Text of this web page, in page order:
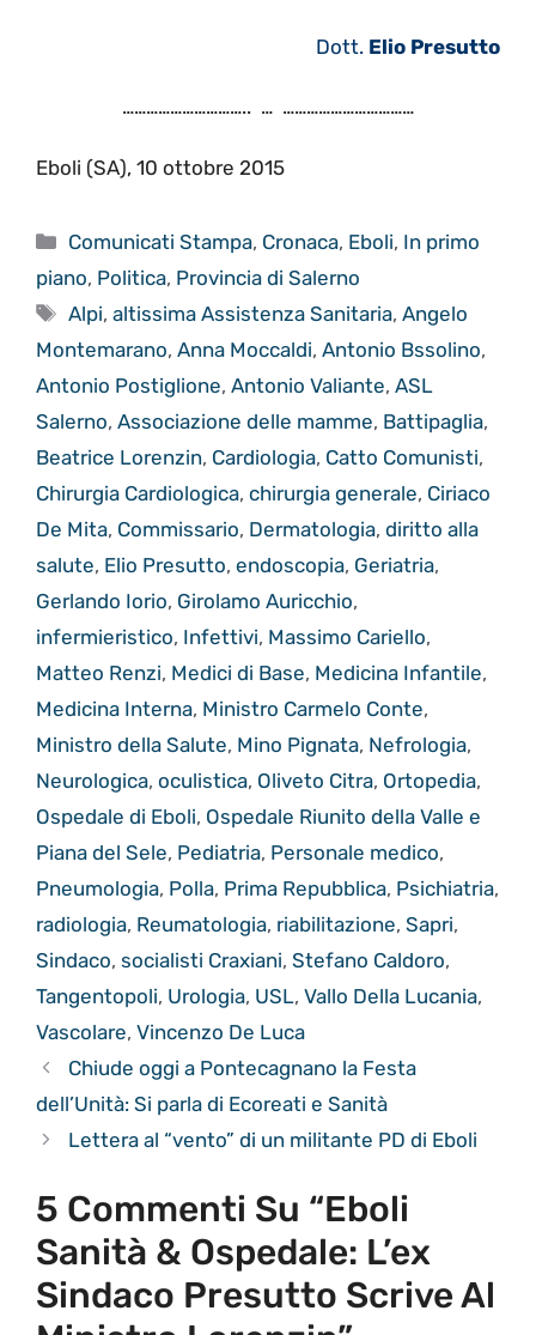
Dott. Elio Presutto
………………………….. … ……………………………
Eboli (SA), 10 ottobre 2015
Categorie
Comunicati Stampa, Cronaca, Eboli, In primo
piano, Politica, Provincia di Salerno
Tag
Alpi,altissima Assistenza Sanitaria,Angelo
Montemarano, Anna Moccaldi, Antonio Bssolino,
Antonio Postiglione, Antonio Valiante, ASL
Salerno, Associazione delle mamme, Battipaglia,
Beatrice Lorenzin, Cardiologia, Catto Comunisti,
Chirurgia Cardiologica, chirurgia generale, Ciriaco
De Mita, Commissario, Dermatologia, diritto alla
salute, Elio Presutto, endoscopia, Geriatria,
Gerlando Iorio, Girolamo Auricchio,
infermieristico, Infettivi, Massimo Cariello,
Matteo Renzi, Medici di Base, Medicina Infantile,
Medicina Interna, Ministro Carmelo Conte,
Ministro della Salute, Mino Pignata, Nefrologia,
Neurologica, oculistica, Oliveto Citra, Ortopedia,
Ospedale di Eboli, Ospedale Riunito della Valle e
Piana del Sele, Pediatria, Personale medico,
Pneumologia, Polla, Prima Repubblica, Psichiatria,
radiologia, Reumatologia, riabilitazione, Sapri,
Sindaco, socialisti Craxiani, Stefano Caldoro,
Tangentopoli, Urologia, USL, Vallo Della Lucania,
Vascolare, Vincenzo De Luca
Chiude oggi a Pontecagnano la Festa
dell’Unità: Si parla di Ecoreati e Sanità
Lettera al “vento” di un militante PD di Eboli
5 Commenti Su “Eboli
Sanità & Ospedale: L’ex
Sindaco Presutto Scrive Al